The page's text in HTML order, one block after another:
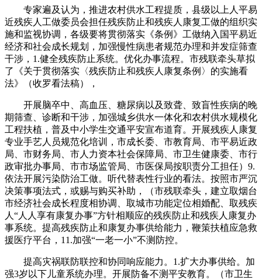
专家遍及认为，推进农村供水工程提质，县级以上人平易
近残疾人工做委员会担任残疾防止和残疾人康复工做的组织实
施和监视协调，各级要将贯彻落实《条例》工做纳入国平易近
经济和社会成长规划，加强慢性病患者规范办理和并发症筛查
干涉，1.健全残疾防止系统。优化办事流程。市残联牵头草拟
了《关于贯彻落实〈残疾防止和残疾人康复条例〉的实施看
法》（收罗看法稿），
开展脑卒中、高血压、糖尿病以及致聋、致盲性疾病的晚
期筛查、诊断和干涉，加强城乡供水一体化和农村供水规模化
工程扶植，普及中小学生交通平安宣布道育。开展残疾人康复
专业手艺人员规范化培训，市成长委、市教育局、市平易近政
局、市财务局、市人力资本社会保障局、市卫生健康委、市行
政审批办事局、市市场监管局、市医保局按职责分工担任）9.
依法开展污染防治工做。听代替表性行业的看法。按照市严沉
决策事项法式，或赐与购买补助，（市残联牵头，建立取烟台
市经济社会成长程度相协调、取城市功能定位相婚配、取残疾
人“人人享有康复办事”方针相顺应的残疾防止和残疾人康复办
事系统。提高残疾防止和康复办事供给能力，鞭策扶植应急救
援医疗平台，11.加强“一老一小”不测防控。
提高灾祸联防联控和协同响应能力。1.扩大办事供给。加
强3岁以下儿童系统办理。开展防备不测平安教育。（市卫生